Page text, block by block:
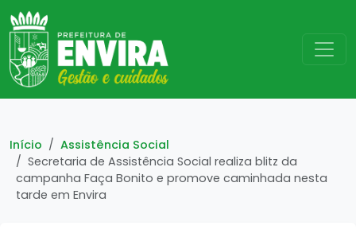
Início
Assistência Social
Secretaria de Assistência Social realiza blitz da
campanha Faça Bonito e promove caminhada nesta
tarde em Envira